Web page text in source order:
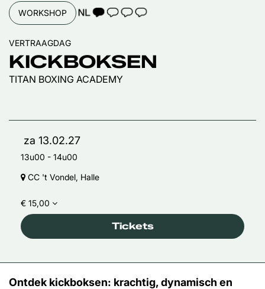
WORKSHOP TAALICOON 1
KICKBOKSEN
TITAN BOXING ACADEMY
VERTRAAGDAG
za 13.02.27
13u00 - 14u00
CC 't Vondel, Halle
€ 15,00
Tickets
Ontdek kickboksen: krachtig, dynamisch en